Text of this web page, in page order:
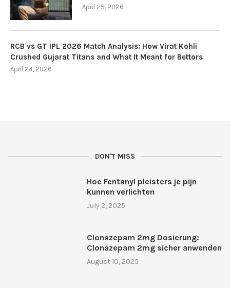
April 25, 2026
RCB vs GT IPL 2026 Match Analysis: How Virat Kohli
Crushed Gujarat Titans and What It Meant for Bettors
April 24, 2026
DON'T MISS
Hoe Fentanyl pleisters je pijn
kunnen verlichten
July 2, 2025
Clonazepam 2mg Dosierung:
Clonazepam 2mg sicher anwenden
August 10, 2025